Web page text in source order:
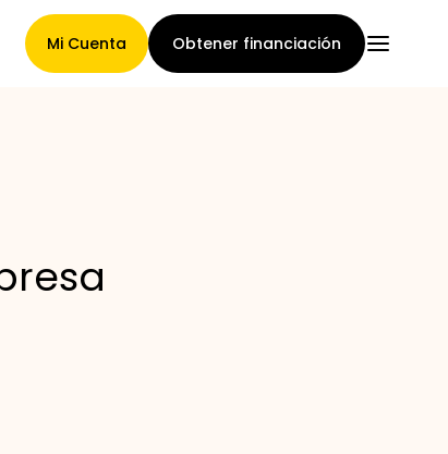
Mi Cuenta Obtener financiación
de asignación de